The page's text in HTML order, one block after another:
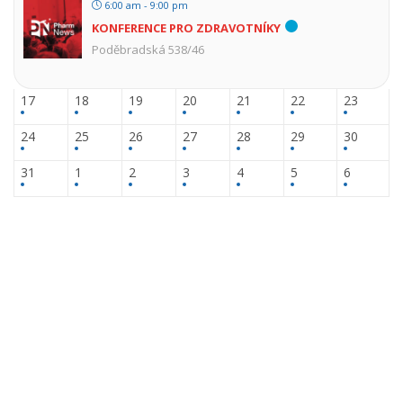
6:00 am - 9:00 pm
KONFERENCE PRO ZDRAVOTNÍKY
Poděbradská 538/46
17 18 19 20 21 22 23
24 25 26 27 28 29 30
31 1 2 3 4 5 6